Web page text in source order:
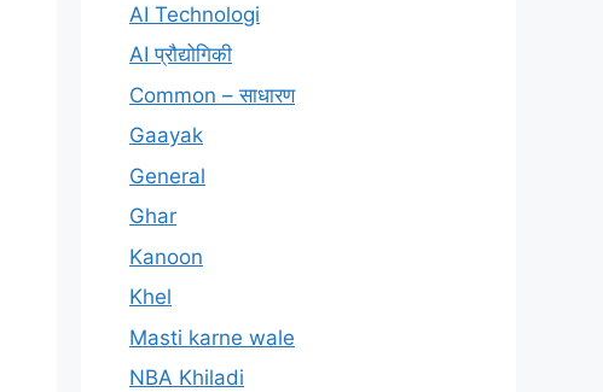
AI Technologi
AI प्रौद्योगिकी
Common – साधारण
Gaayak
General
Ghar
Kanoon
Khel
Masti karne wale
NBA Khiladi